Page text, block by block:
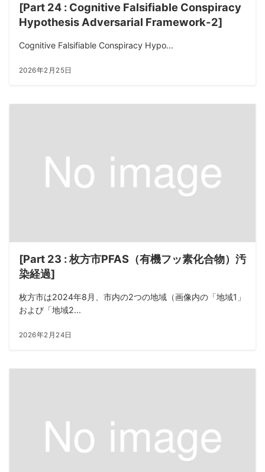
[Part 24 : Cognitive Falsifiable Conspiracy
Hypothesis Adversarial Framework-2]
Cognitive Falsifiable Conspiracy Hypo...
2026年2月25日
[Part 23 : 枚方市PFAS（有機フッ素化合物）汚
染経過]
枚方市は2024年8月、市内の2つの地域（画像内の「地域1」
および「地域2...
2026年2月24日